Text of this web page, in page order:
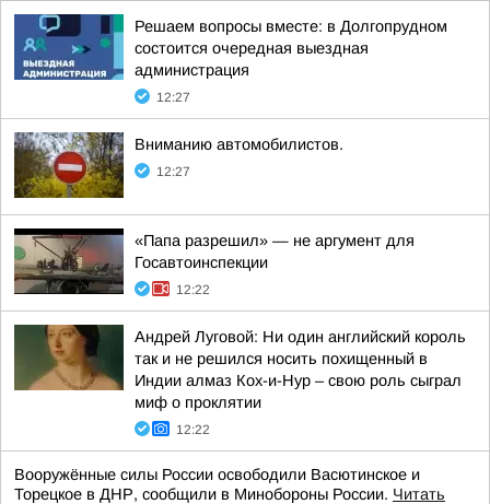
Решаем вопросы вместе: в Долгопрудном
состоится очередная выездная
администрация
12:27
Вниманию автомобилистов.
12:27
«Папа разрешил» — не аргумент для
Госавтоинспекции
12:22
Андрей Луговой: Ни один английский король
так и не решился носить похищенный в
Индии алмаз Кох-и-Нур – свою роль сыграл
миф о проклятии
12:22
Вооружённые силы России освободили Васютинское и
Торецкое в ДНР, сообщили в Минобороны России. Читать